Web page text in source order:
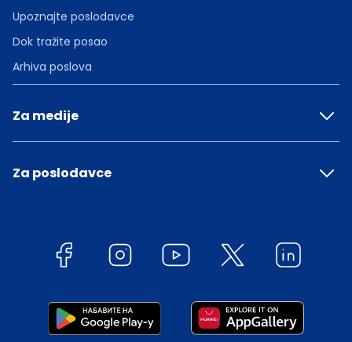
Upoznajte poslodavce
Dok tražite posao
Arhiva poslova
Za medije
Za poslodavce